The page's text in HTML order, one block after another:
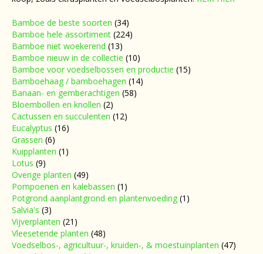
Bamboe de beste soorten (34)
Bamboe hele assortiment (224)
Bamboe niet woekerend (13)
Bamboe nieuw in de collectie (10)
Bamboe voor voedselbossen en productie (15)
Bamboehaag / bamboehagen (14)
Banaan- en gemberachtigen (58)
Bloembollen en knollen (2)
Cactussen en succulenten (12)
Eucalyptus (16)
Grassen (6)
Kuipplanten (1)
Lotus (9)
Overige planten (49)
Pompoenen en kalebassen (1)
Potgrond aanplantgrond en plantenvoeding (1)
Salvia's (3)
Vijverplanten (21)
Vleesetende planten (48)
Voedselbos-, agricultuur-, kruiden-, & moestuinplanten (47)